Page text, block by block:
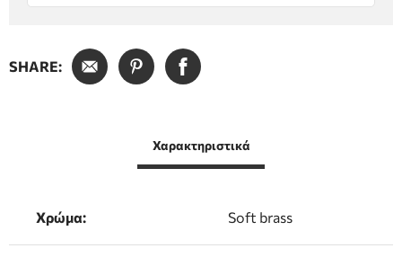
SHARE:
Χαρακτηριστικά
Χρώμα: Soft brass